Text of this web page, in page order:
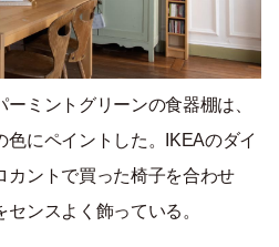
ミントグリーンの食器棚は、
にペイントした。IKEAのダイ
カントで買った椅子を合わせ
ンスよく飾っている。